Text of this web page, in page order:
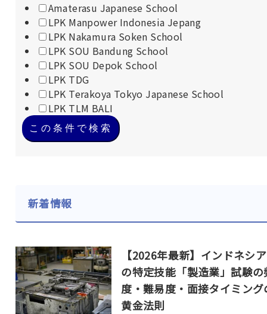
Amaterasu Japanese School
LPK Manpower Indonesia Jepang
LPK Nakamura Soken School
LPK SOU Bandung School
LPK SOU Depok School
LPK TDG
LPK Terakoya Tokyo Japanese School
LPK TLM BALI
この条件で検索
新着情報
【2026年最新】インドネシ
の特定技能「製造業」試験の
度・難易度・面接タイミング
黄金法則